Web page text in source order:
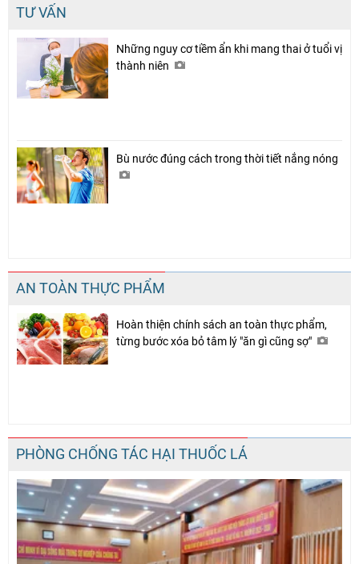
TƯ VẤN
Những nguy cơ tiềm ẩn khi mang thai ở tuổi vị
thành niên
Bù nước đúng cách trong thời tiết nắng nóng
AN TOÀN THỰC PHẨM
Hoàn thiện chính sách an toàn thực phẩm,
từng bước xóa bỏ tâm lý "ăn gì cũng sợ"
PHÒNG CHỐNG TÁC HẠI THUỐC LÁ